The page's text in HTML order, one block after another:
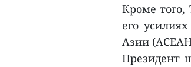
Кроме
его
Азии
Президент